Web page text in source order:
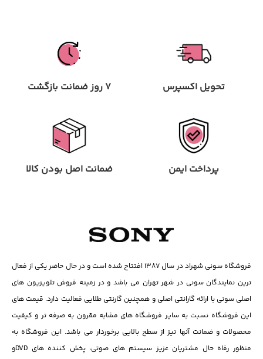
تحویل اکسپرس 7 روز ضمانت بازگشت
پرداخت ایمن ضمانت اصل بودن کالا
فروشگاه سونی شهراد در سال ۱۳۸۷ افتتاح شده است و در حال حاضر یکی از فعال
ترین نمایندگان سونی در شهر تهران می باشد و در زمینه فروش تلویزیون های
اصلی سونی با ارائه گارانتی اصلی و همچنین گارنتی طلایی فعالیت دارد. قیمت های
این فروشگاه نسبت به سایر فروشگاه های مشابه مقرون به صرفه تر و کیفیت
محصولات و ضمانت آنها نیز از سطح بالایی برخوردار می باشد. این فروشگاه به
منظور رفاه حال مشتریان عزیز سیستم های صوتی، پخش کننده های DVD‌و